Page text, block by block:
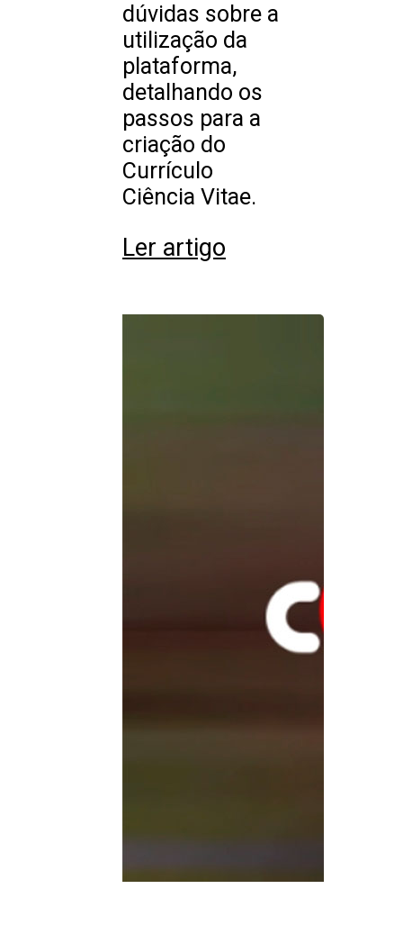
dúvidas sobre a
utilização da
plataforma,
detalhando os
passos para a
criação do
Currículo
Ciência Vitae.
Ler artigo